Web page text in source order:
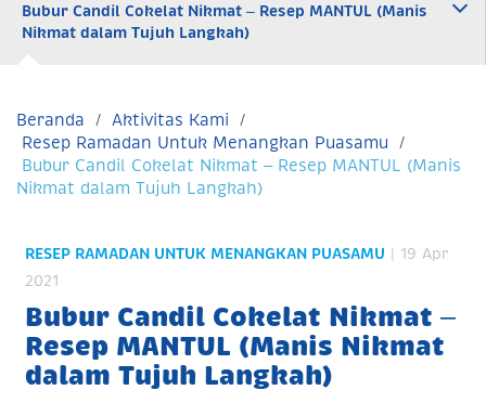
Bubur Candil Cokelat Nikmat – Resep MANTUL (Manis
Nikmat dalam Tujuh Langkah)
Beranda
Aktivitas Kami
Resep Ramadan Untuk Menangkan Puasamu
Bubur Candil Cokelat Nikmat – Resep MANTUL (Manis
Nikmat dalam Tujuh Langkah)
RESEP RAMADAN UNTUK MENANGKAN PUASAMU | 19 Apr
2021
Bubur Candil Cokelat Nikmat –
Resep MANTUL (Manis Nikmat
dalam Tujuh Langkah)